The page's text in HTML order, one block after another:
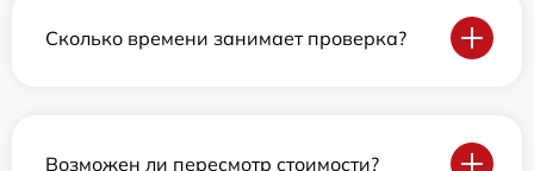
Сколько времени занимает проверка?
Возможен ли пересмотр стоимости?